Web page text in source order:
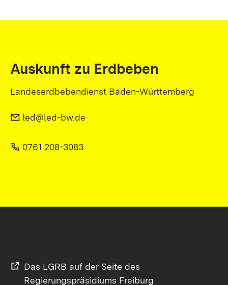
Auskunft zu Erdbeben
Landeserdbebendienst Baden-Württemberg
led@led-bw.de
0761 208-3083
Das LGRB auf der Seite des
Regierungspräsidiums Freiburg